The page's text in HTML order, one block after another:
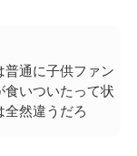
普通に子供ファン
いついたって状
然違うだろ